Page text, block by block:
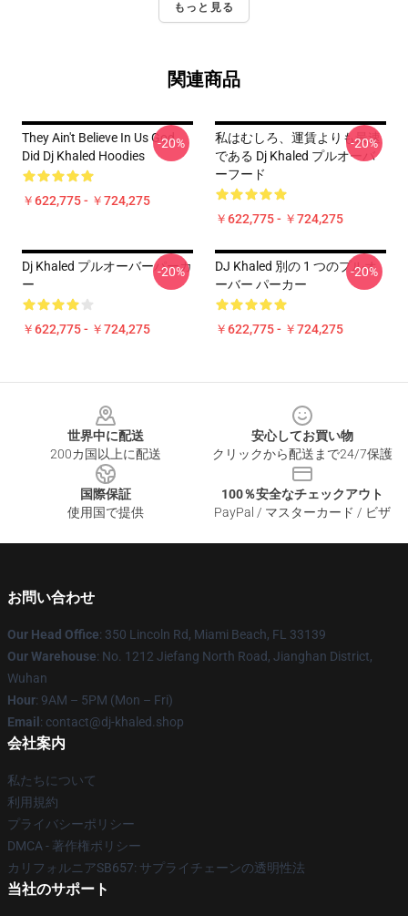
もっと見る
関連商品
They Ain't Believe In Us God
Did Dj Khaled Hoodies
￥622,775 - ￥724,275
-20%
私はむしろ、運賃よりも最速
である Dj Khaled プルオーバ
ーフード
￥622,775 - ￥724,275
-20%
Dj Khaled プルオーバーパーカ
ー
￥622,775 - ￥724,275
-20%
DJ Khaled 別の 1 つのプルオ
ーバー パーカー
￥622,775 - ￥724,275
-20%
世界中に配送
200カ国以上に配送
安心してお買い物
クリックから配送まで24/7保護
国際保証
使用国で提供
100％安全なチェックアウト
PayPal / マスターカード / ビザ
お問い合わせ
Our Head Office: 350 Lincoln Rd, Miami Beach, FL 33139
Our Warehouse: No. 1212 Jiefang North Road, Jianghan District,
Wuhan
Hour: 9AM – 5PM (Mon – Fri)
Email : contact@dj-khaled.shop
会社案内
私たちについて
利用規約
プライバシーポリシー
DMCA - 著作権ポリシー
カリフォルニアSB657: サプライチェーンの透明性法
当社のサポート